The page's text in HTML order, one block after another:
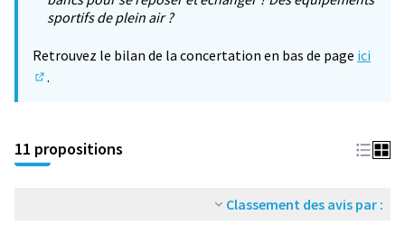
sportifs de plein air ?
Retrouvez le bilan de la concertation en bas de page ici
.
11 propositions
Classement des avis par :